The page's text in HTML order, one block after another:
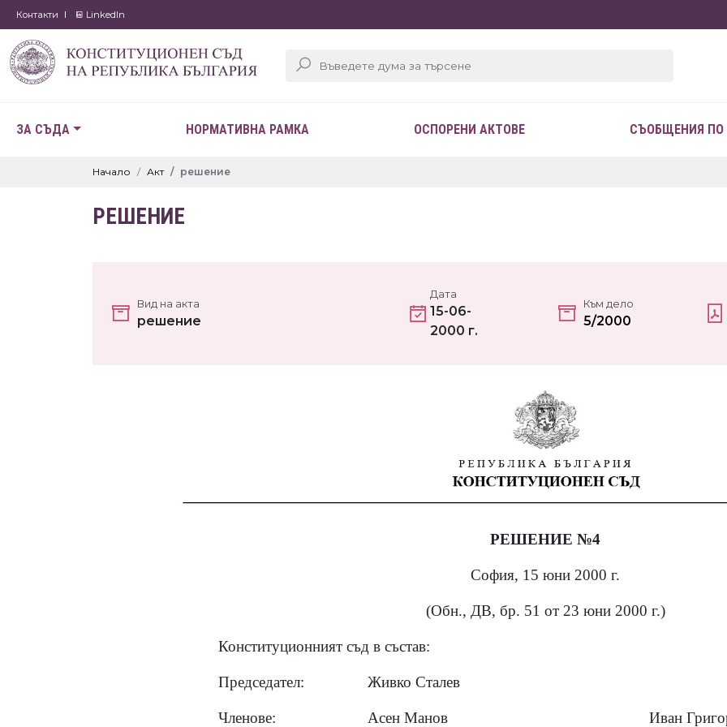
Контакти LinkedIn
ЗА СЪДА НОРМАТИВНА РАМКА ОСПОРЕНИ АКТОВЕ СЪОБЩЕНИЯ
Начало Акт решение
РЕШЕНИЕ
Вид на акта
решение
Дата
15-06-
2000 г.
Към дело
5/2000
РЕШЕНИЕ №4
София, 15 юни 2000 г.
(Обн., ДВ, бр. 51 от 23 юни 2000 г.)
Конституционният съд в състав:
Председател: Живко Сталев
Членове: Асен Манов Иван